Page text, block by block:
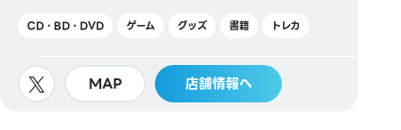
CD・BD・DVD ゲーム グッズ 書籍 トレカ
MAP 店舗情報へ